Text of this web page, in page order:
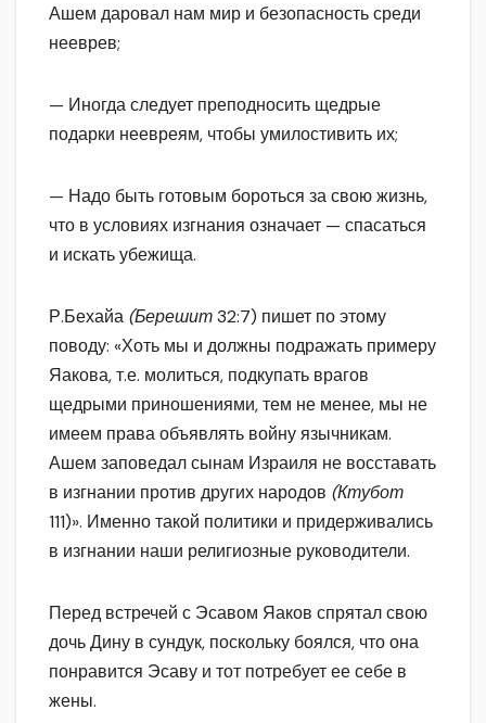
Ашем даровал нам мир и безопасность среди
нееврев;
— Иногда следует преподносить щедрые
подарки неевреям, чтобы умилостивить их;
— Надо быть готовым бороться за свою жизнь,
что в условиях изгнания означает — спасаться
и искать убежища.
Р.Бехайа (Берешит32:7) пишет по этому
поводу: «Хоть мы и должны подражать примеру
Яакова, т.е. молиться, подкупать врагов
щедрыми приношениями, тем не менее, мы не
имеем права объявлять войну язычникам.
Ашем заповедал сынам Израиля не восставать
в изгнании против других народов (Ктубот
111)». Именно такой политики и придерживались
в изгнании наши религиозные руководители.
Перед встречей с Эсавом Яаков спрятал свою
дочь Дину в сундук, поскольку боялся, что она
понравится Эсаву и тот потребует ее себе в
жены.